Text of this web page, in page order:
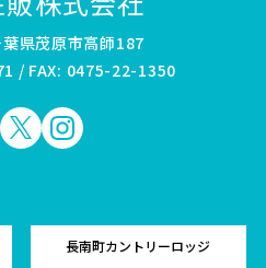
県茂原市高師187
/ FAX: 0475-22-1350
長南町カントリーロッジ